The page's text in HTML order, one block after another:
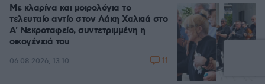
Με κλαρίνα και μοιρολόγια το
τελευταίο αντίο στον Λάκη Χαλκιά στο
A' Νεκροταφείο, συντετριμμένη η
οικογένειά του
06.08.2026, 13:10 11